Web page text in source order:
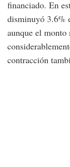
financiado. En
disminuyó 3.6%
aunque el
contracción